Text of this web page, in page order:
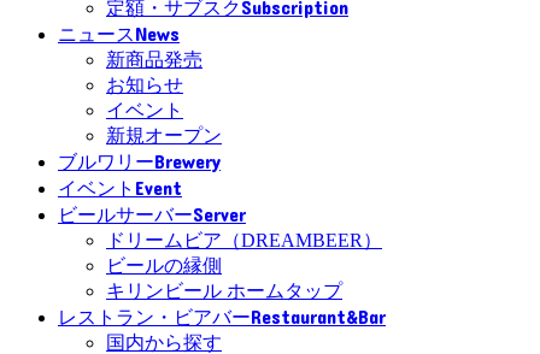
定額・サブスクSubscription
ニュースNews
新商品発売
お知らせ
イベント
新規オープン
ブルワリーBrewery
イベント Event
ビールサーバーServer
ドリームビア（DREAMBEER）
ビールの縁側
キリンビール ホームタップ
レストラン・ビアバーRestaurant&Bar
国内から探す